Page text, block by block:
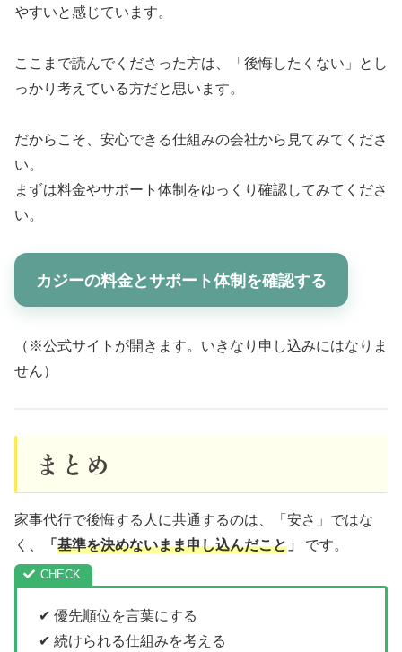
やすいと感じています。
ここまで読んでくださった方は、「後悔したくない」とし
っかり考えている方だと思います。
だからこそ、安心できる仕組みの会社から見てみてくださ
い。
まずは料金やサポート体制をゆっくり確認してみてくださ
い。
カジーの料金とサポート体制を確認する
（※公式サイトが開きます。いきなり申し込みにはなりま
せん）
まとめ
家事代行で後悔する人に共通するのは、「安さ」ではな
く、
「基準を決めないまま申し込んだこと 」 です。
✔ 優先順位を言葉にする
✔ 続けられる仕組みを考える